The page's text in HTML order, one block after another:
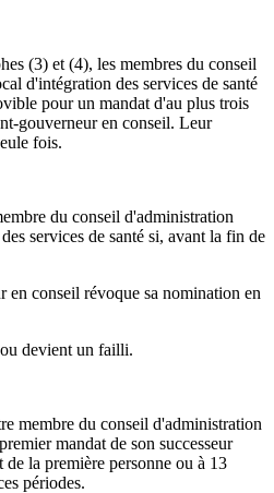
(3) et (4), les membres du conseil
d'intégration des services de santé
pour un mandat d'au plus trois
gouverneur en conseil. Leur
fois.
du conseil d'administration
services de santé si, avant la fin de
en conseil révoque sa nomination en
devient un failli.
membre du conseil d'administration
mandat de son successeur
de la première personne ou à 13
périodes.